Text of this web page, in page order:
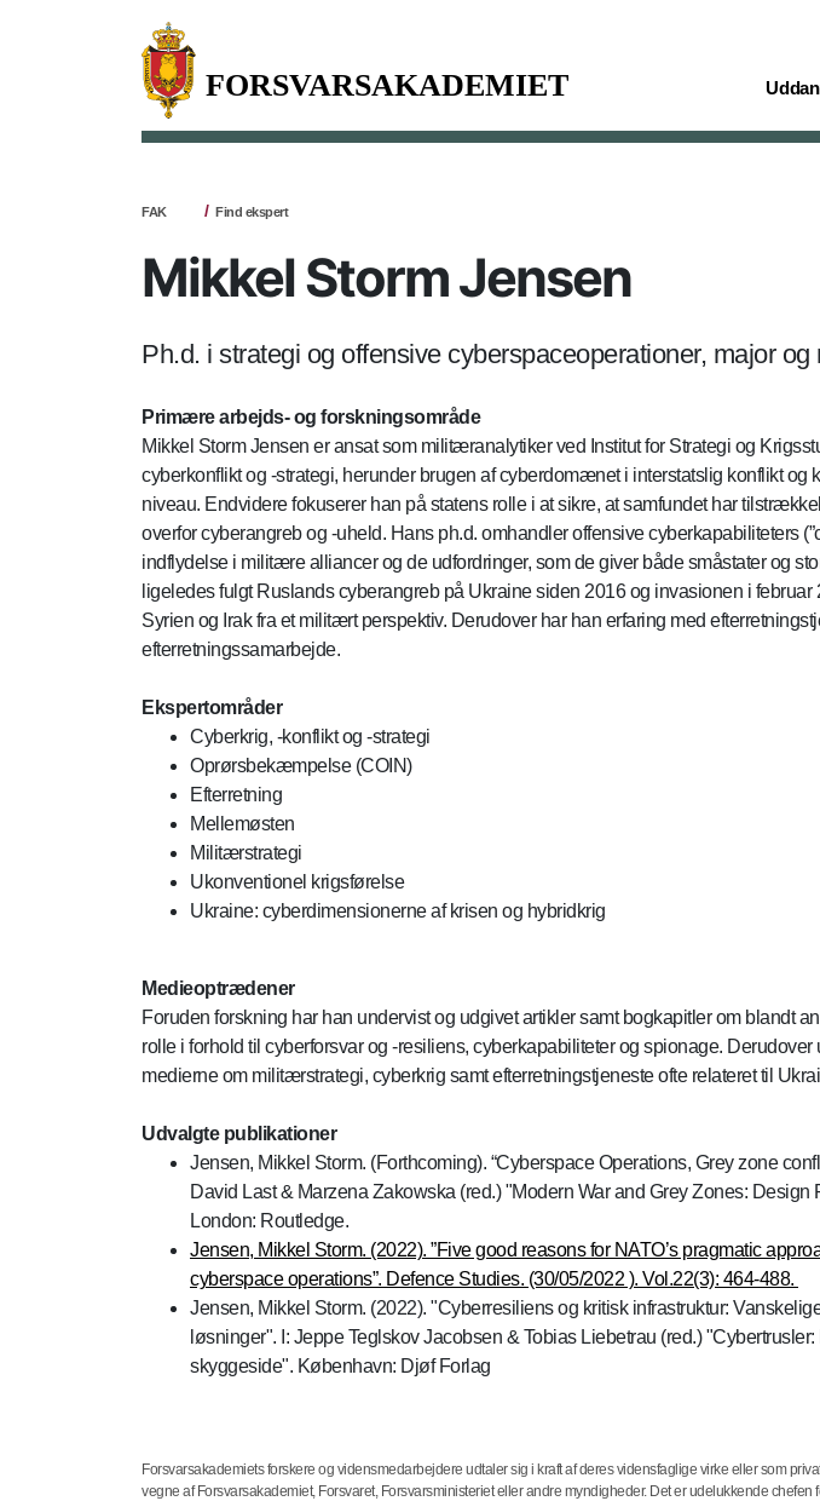
FAK Find ekspert
Mikkel Storm Jensen
Ph.d. i strategi og offensive cyberspaceoperationer, major
Primære arbejds- og forskningsområde
Mikkel Storm Jensen er ansat som militæranalytiker ved Institut for Strategi og
cyberkonflikt og -strategi, herunder brugen af cyberdomænet i interstatslig konflikt og
niveau. Endvidere fokuserer han på statens rolle i at sikre, at samfundet har
overfor cyberangreb og -uheld. Hans ph.d. omhandler offensive cyberkapabiliteters
indflydelse i militære alliancer og de udfordringer, som de giver både småstater og
ligeledes fulgt Ruslands cyberangreb på Ukraine siden 2016 og invasionen i februar
Syrien og Irak fra et militært perspektiv. Derudover har han erfaring med
efterretningssamarbejde.
Ekspertområder
Cyberkrig, -konflikt og -strategi
Oprørsbekæmpelse (COIN)
Efterretning
Mellemøsten
Militærstrategi
Ukonventionel krigsførelse
Ukraine: cyberdimensionerne af krisen og hybridkrig
Medieoptrædener
Foruden forskning har han undervist og udgivet artikler samt bogkapitler om blandt
rolle i forhold til cyberforsvar og -resiliens, cyberkapabiliteter og spionage. Derudover
medierne om militærstrategi, cyberkrig samt efterretningstjeneste ofte relateret til
Udvalgte publikationer
Jensen, Mikkel Storm. (Forthcoming). “Cyberspace Operations, Grey zone
David Last & Marzena Zakowska (red.) "Modern War and Grey Zones: Design
London: Routledge.
Jensen, Mikkel Storm. (2022). ”Five good reasons for NATO’s pragmatic
cyberspace operations”. Defence Studies. (30/05/2022 ). Vol.22(3): 464-488.
Jensen, Mikkel Storm. (2022). "Cyberresiliens og kritisk infrastruktur:
løsninger". I: Jeppe Teglskov Jacobsen & Tobias Liebetrau (red.)
skyggeside". København: Djøf Forlag
Forsvarsakademiets forskere og vidensmedarbejdere udtaler sig i kraft af deres vidensfaglige virke eller som
vegne af Forsvarsakademiet, Forsvaret, Forsvarsministeriet eller andre myndigheder. Det er udelukkende chefen